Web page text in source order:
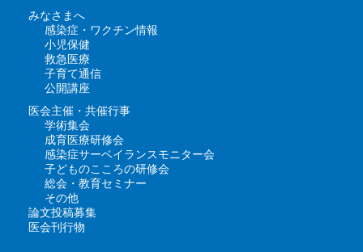
みなさまへ
感染症・ワクチン情報
小児保健
救急医療
子育て通信
公開講座
医会主催・共催行事
学術集会
成育医療研修会
感染症サーベイランスモニター会
子どものこころの研修会
総会・教育セミナー
その他
論文投稿募集
医会刊行物